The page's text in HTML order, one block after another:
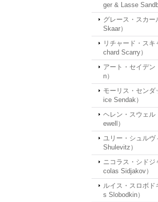
ger & Lasse
グレース・スカー
Skaar）
リチャード・スキ
chard Scarry）
アート・セイデン
n）
モーリス・センダ
ice Sendak）
ヘレン・スウェル
ewell）
ユリー・シュルヴ
Shulevitz）
ニコラス・シドジ
colas Sidjakov）
ルイス・スロボド
s Slobodkin）